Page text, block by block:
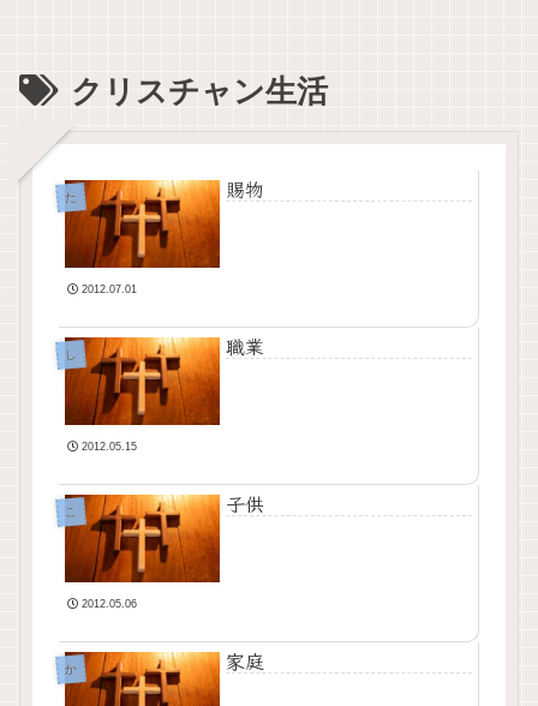
クリスチャン生活
た 賜物
2012.07.01
し 職業
2012.05.15
こ 子供
2012.05.06
か 家庭